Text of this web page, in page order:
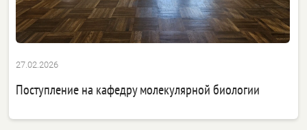
27.02.2026
Поступление на кафедру молекулярной биологии